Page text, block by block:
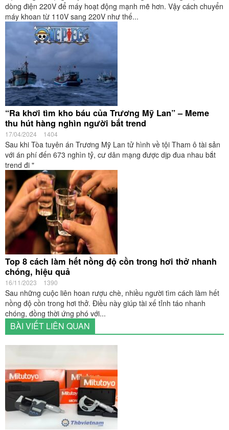
dòng điện 220V để máy hoạt động mạnh mẽ hơn. Vậy cách chuyển
máy khoan từ 110V sang 220V như thế...
“Ra khơi tìm kho báu của Trương Mỹ Lan” – Meme
thu hút hàng nghìn người bắt trend
17/04/2024 1404
Sau khi Tòa tuyên án Trương Mỹ Lan tử hình về tội Tham ô tài sản
với án phí đến 673 nghìn tỷ, cư dân mạng được dịp đua nhau bắt
trend đi "
Top 8 cách làm hết nồng độ cồn trong hơi thở nhanh
chóng, hiệu quả
16/11/2023 1390
Sau những cuộc liên hoan rượu chè, nhiều người tìm cách làm hết
nồng độ cồn trong hơi thở. Điều này giúp tài xế tỉnh táo nhanh
chóng, đồng thời ứng phó với...
BÀI VIẾT LIÊN QUAN